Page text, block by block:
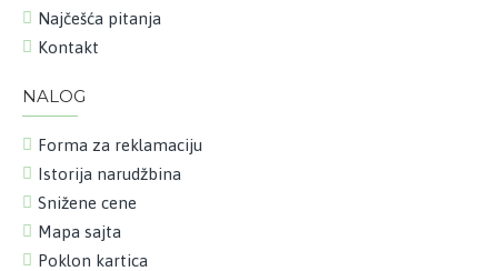
Najčešća pitanja
Kontakt
NALOG
Forma za reklamaciju
Istorija narudžbina
Snižene cene
Mapa sajta
Poklon kartica